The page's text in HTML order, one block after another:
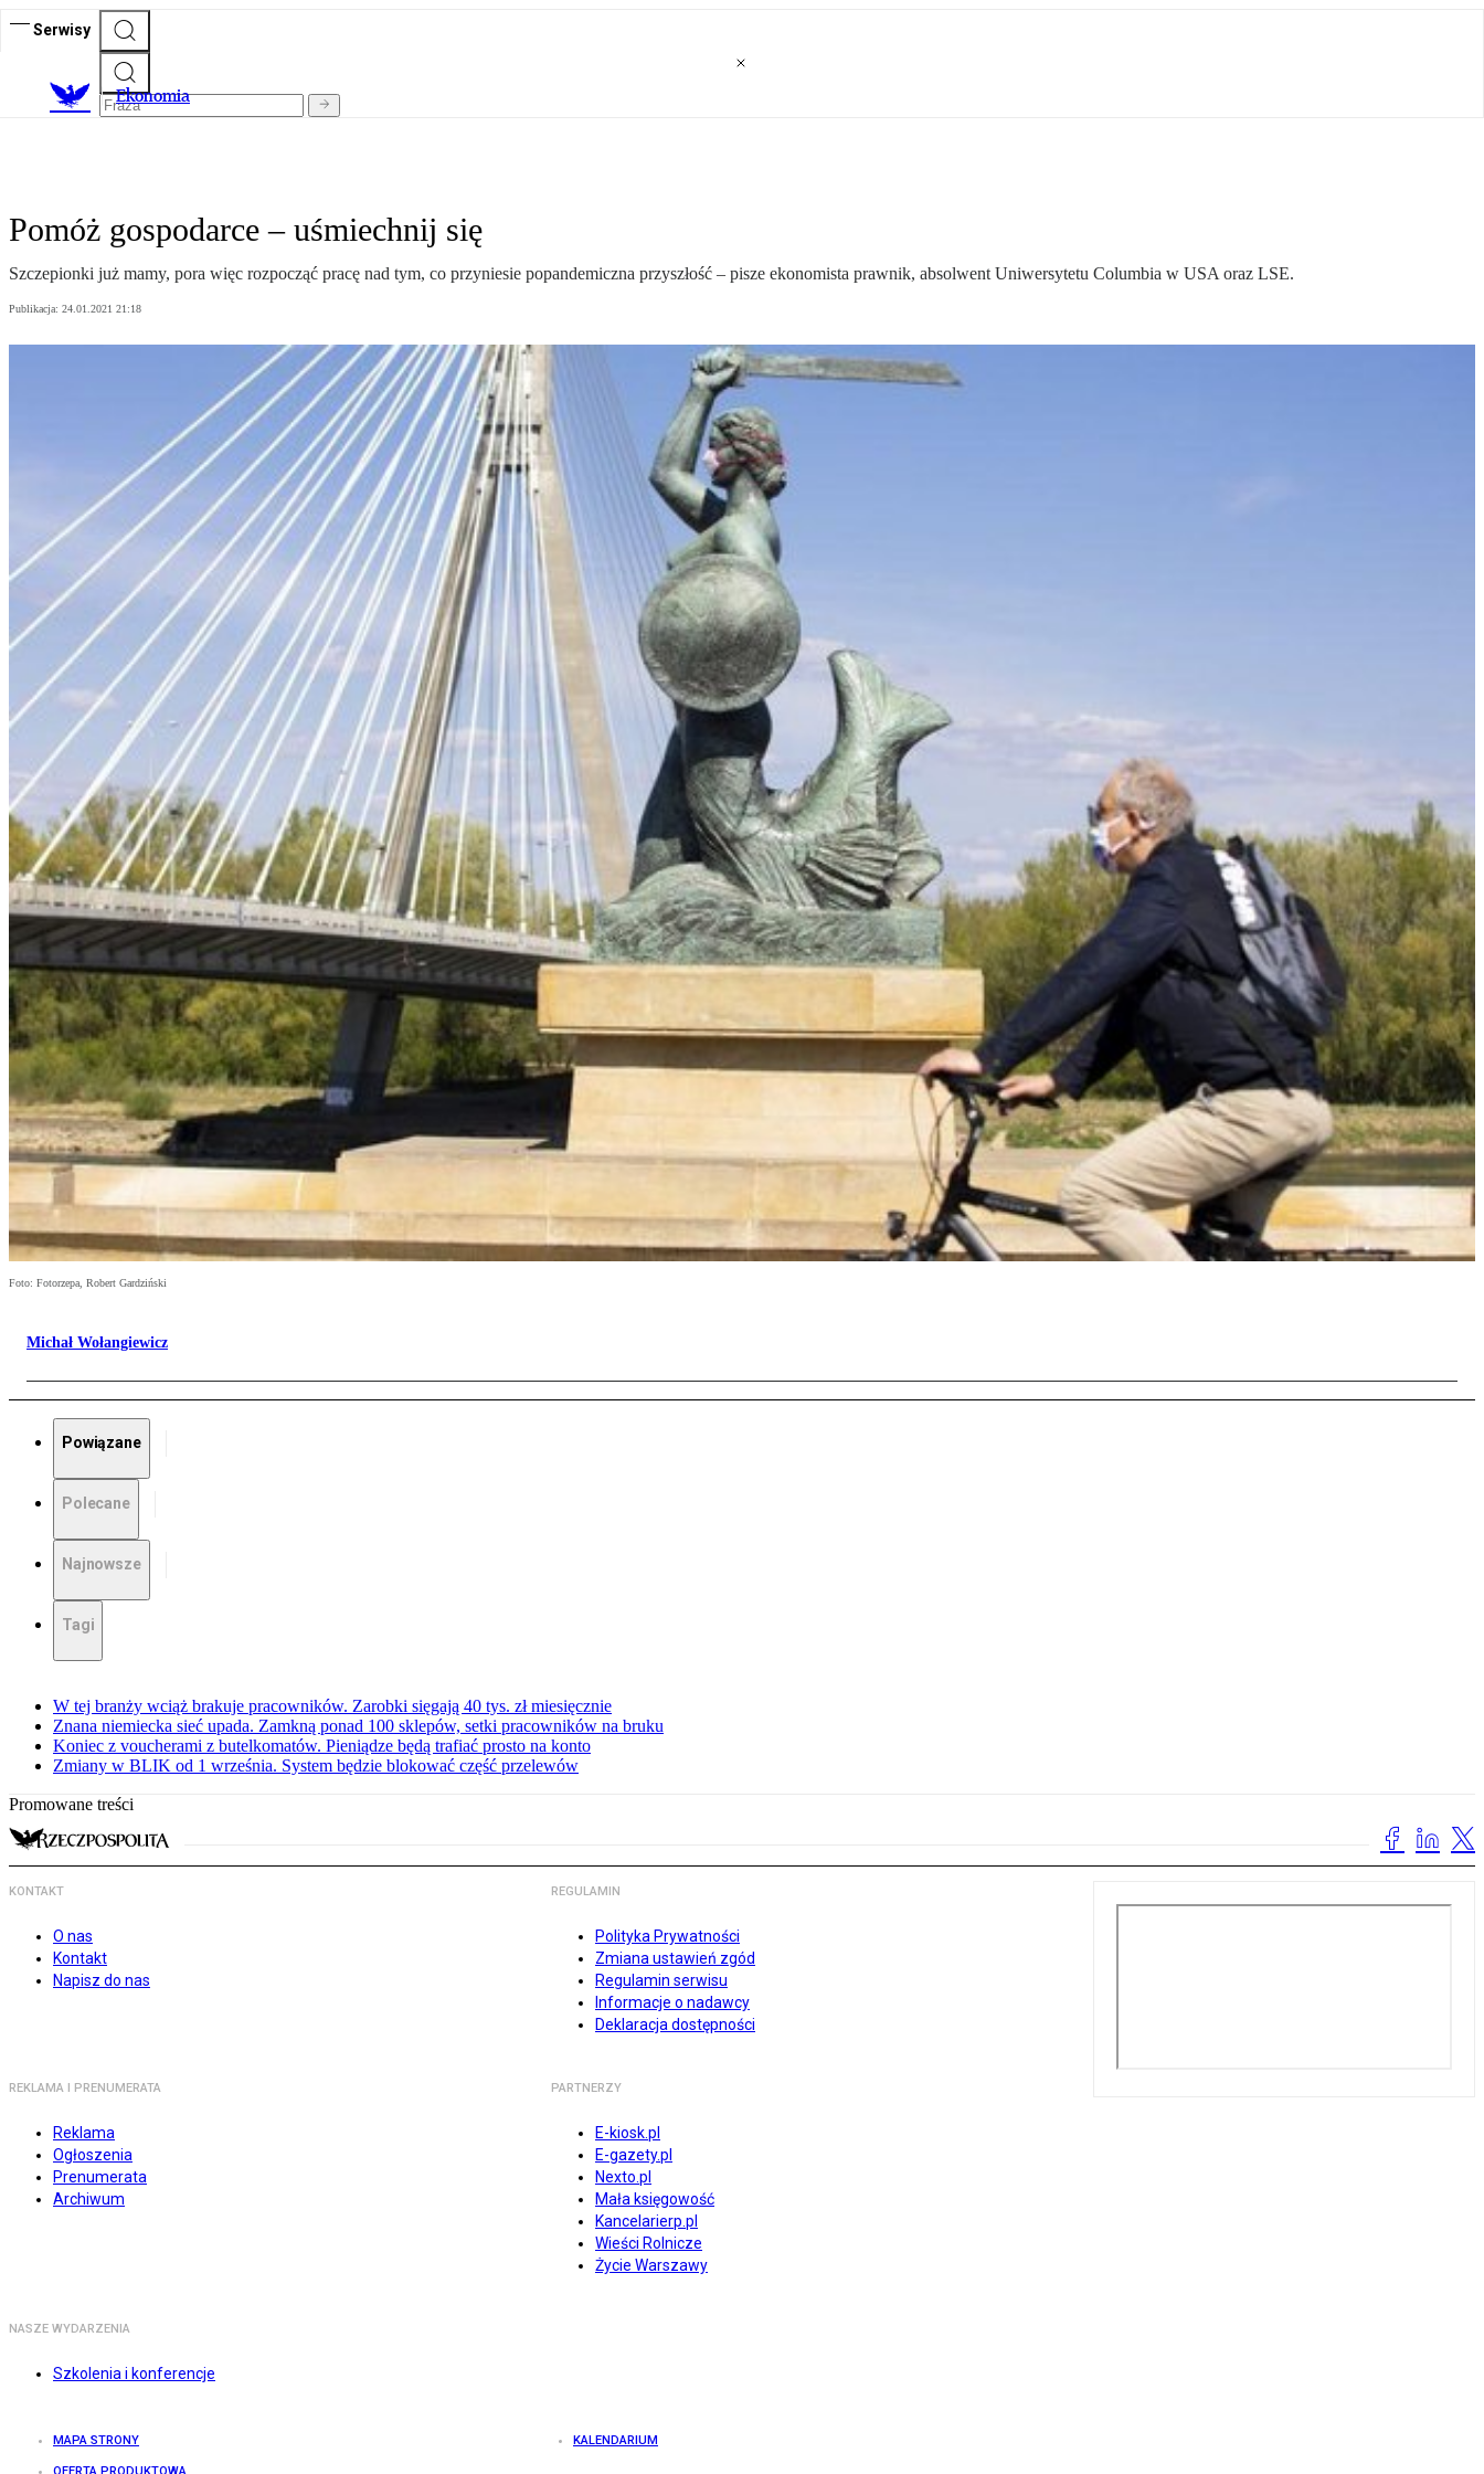
Serwisy
Ekonomia
Pomóż gospodarce – uśmiechnij się
Szczepionki już mamy, pora więc rozpocząć pracę nad tym, co przyniesie popandemiczna przyszłość – pisze ekonomista prawnik, absolwent Uniwersytetu Columbia w USA oraz LSE.
Publikacja: 24.01.2021 21:18
Foto: Fotorzepa, Robert Gardziński
Michał Wołangiewicz
Powiązane
Polecane
Najnowsze
Tagi
W tej branży wciąż brakuje pracowników. Zarobki sięgają 40 tys. zł miesięcznie
Znana niemiecka sieć upada. Zamkną ponad 100 sklepów, setki pracowników na bruku
Koniec z voucherami z butelkomatów. Pieniądze będą trafiać prosto na konto
Zmiany w BLIK od 1 września. System będzie blokować część przelewów
Promowane treści
KONTAKT
O nas
Kontakt
Napisz do nas
REGULAMIN
Polityka Prywatności
Zmiana ustawień zgód
Regulamin serwisu
Informacje o nadawcy
Deklaracja dostępności
REKLAMA I PRENUMERATA
Reklama
Ogłoszenia
Prenumerata
Archiwum
PARTNERZY
E-kiosk.pl
E-gazety.pl
Nexto.pl
Mała księgowość
Kancelarierp.pl
Wieści Rolnicze
Życie Warszawy
NASZE WYDARZENIA
Szkolenia i konferencje
MAPA STRONY KALENDARIUM